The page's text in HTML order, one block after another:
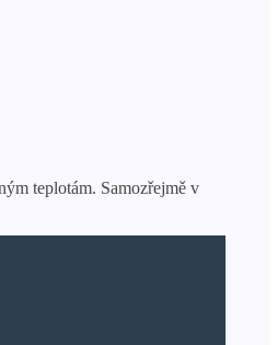
teplotám. Samozřejmě v